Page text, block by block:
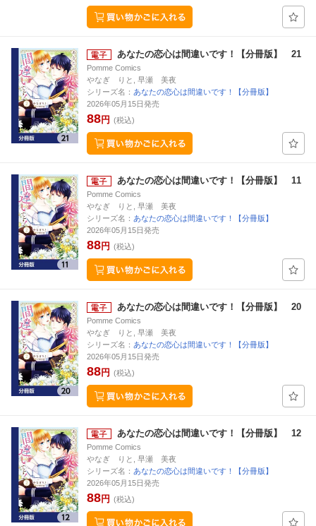
あなたの恋心は間違いです！【分冊版】 21
Pomme Comics
やなぎ りと, 早瀬 美夜
シリーズ名： あなたの恋心は間違いです！【分冊版】
2026年05月15日発売
88円 (税込)
あなたの恋心は間違いです！【分冊版】 11
Pomme Comics
やなぎ りと, 早瀬 美夜
シリーズ名： あなたの恋心は間違いです！【分冊版】
2026年05月15日発売
88円 (税込)
あなたの恋心は間違いです！【分冊版】 20
Pomme Comics
やなぎ りと, 早瀬 美夜
シリーズ名： あなたの恋心は間違いです！【分冊版】
2026年05月15日発売
88円 (税込)
あなたの恋心は間違いです！【分冊版】 12
Pomme Comics
やなぎ りと, 早瀬 美夜
シリーズ名： あなたの恋心は間違いです！【分冊版】
2026年05月15日発売
88円 (税込)